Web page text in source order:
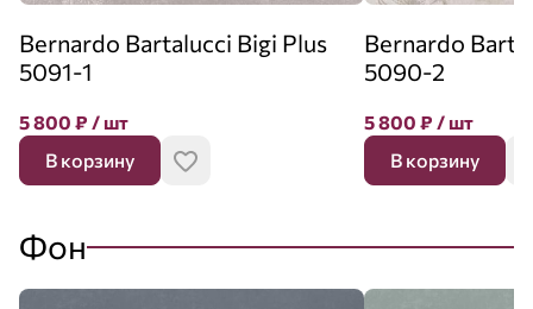
Bernardo Bartalucci Bigi Plus
5091-1
5 800 ₽ / шт
В корзину
Bernardo
5090-2
5 800 ₽ / шт
В корзину
Фон